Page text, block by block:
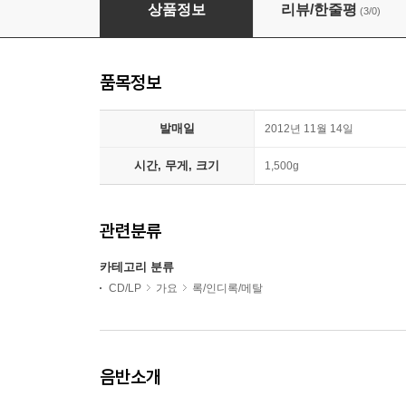
상품정보 리뷰/한줄평 (3/0)
품목정보
발매일 2012년 11월 14일
시간, 무게, 크기 1,500g
관련분류
카테고리 분류
CD/LP 가요 록/인디록/메탈
음반소개